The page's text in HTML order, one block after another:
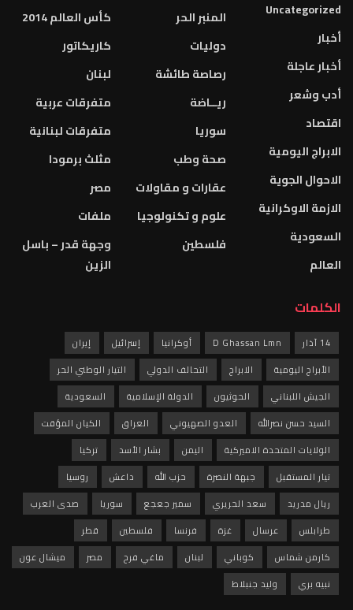
Uncategorized
أخبار
أخبار عاجلة
أدب وشعر
اقتصاد
الابراج اليومية
الاحوال الجوية
الازمة الاوكرانية
السعودية
العالم
المنبر الحر
دوليات
رصاصة طائشة
ريــاضة
سوريا
صحة وطب
عقارات و مقاولات
علوم و تكنولوجيا
فلسطين
كأس العالم 2014
كاريكاتور
لبنان
متفرقات عربية
متفرقات لبنانية
مثلث برمودا
مصر
ملفات
وجهة قدر – باسل
الزين
الكلمات
14 آذار D Ghassan Lmn أوكرانيا إسرائيل
إيران
الأبراج اليومية
الابراج التحالف الدولي
التيار الوطني الحر
الجيش اللبناني
الحوثيون الدولة الإسلامية
السعودية
السيد حسن نصرالله
العدو الصهيوني العراق
الكيان المؤقت
الولايات المتحدة الاميركية
اليمن بشار الأسد
تركيا
تيار المستقبل
جبهة النصرة حزب الله داعش
روسيا
ريال مدريد
سعد الحريري سمير جعجع سوريا
صدى العرب
طرابلس
عرسال غزة فرنسا فلسطين
قطر
كارمن شماس
كوباني لبنان ماغي فرح مصر
ميشال عون
نبيه بري
وليد جنبلاط